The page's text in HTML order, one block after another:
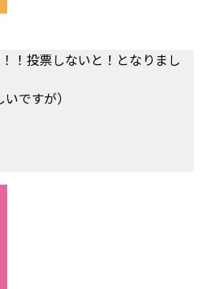
！投票しないと！となりまし
ですが）